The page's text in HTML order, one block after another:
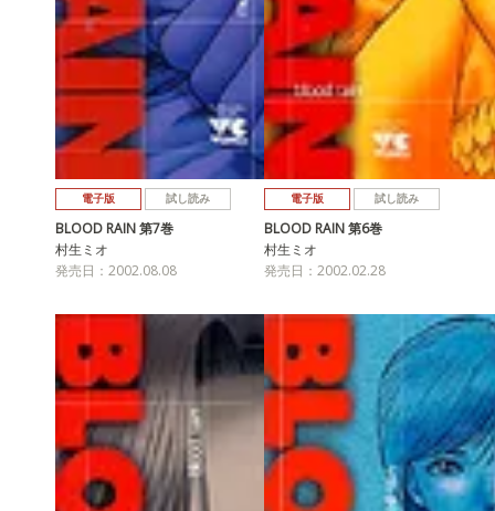
電子版 試し読み
BLOOD RAIN 第7巻
村生ミオ
発売日：2002.08.08
電子版 試し読み
BLOOD RAIN 第6巻
村生ミオ
発売日：2002.02.28